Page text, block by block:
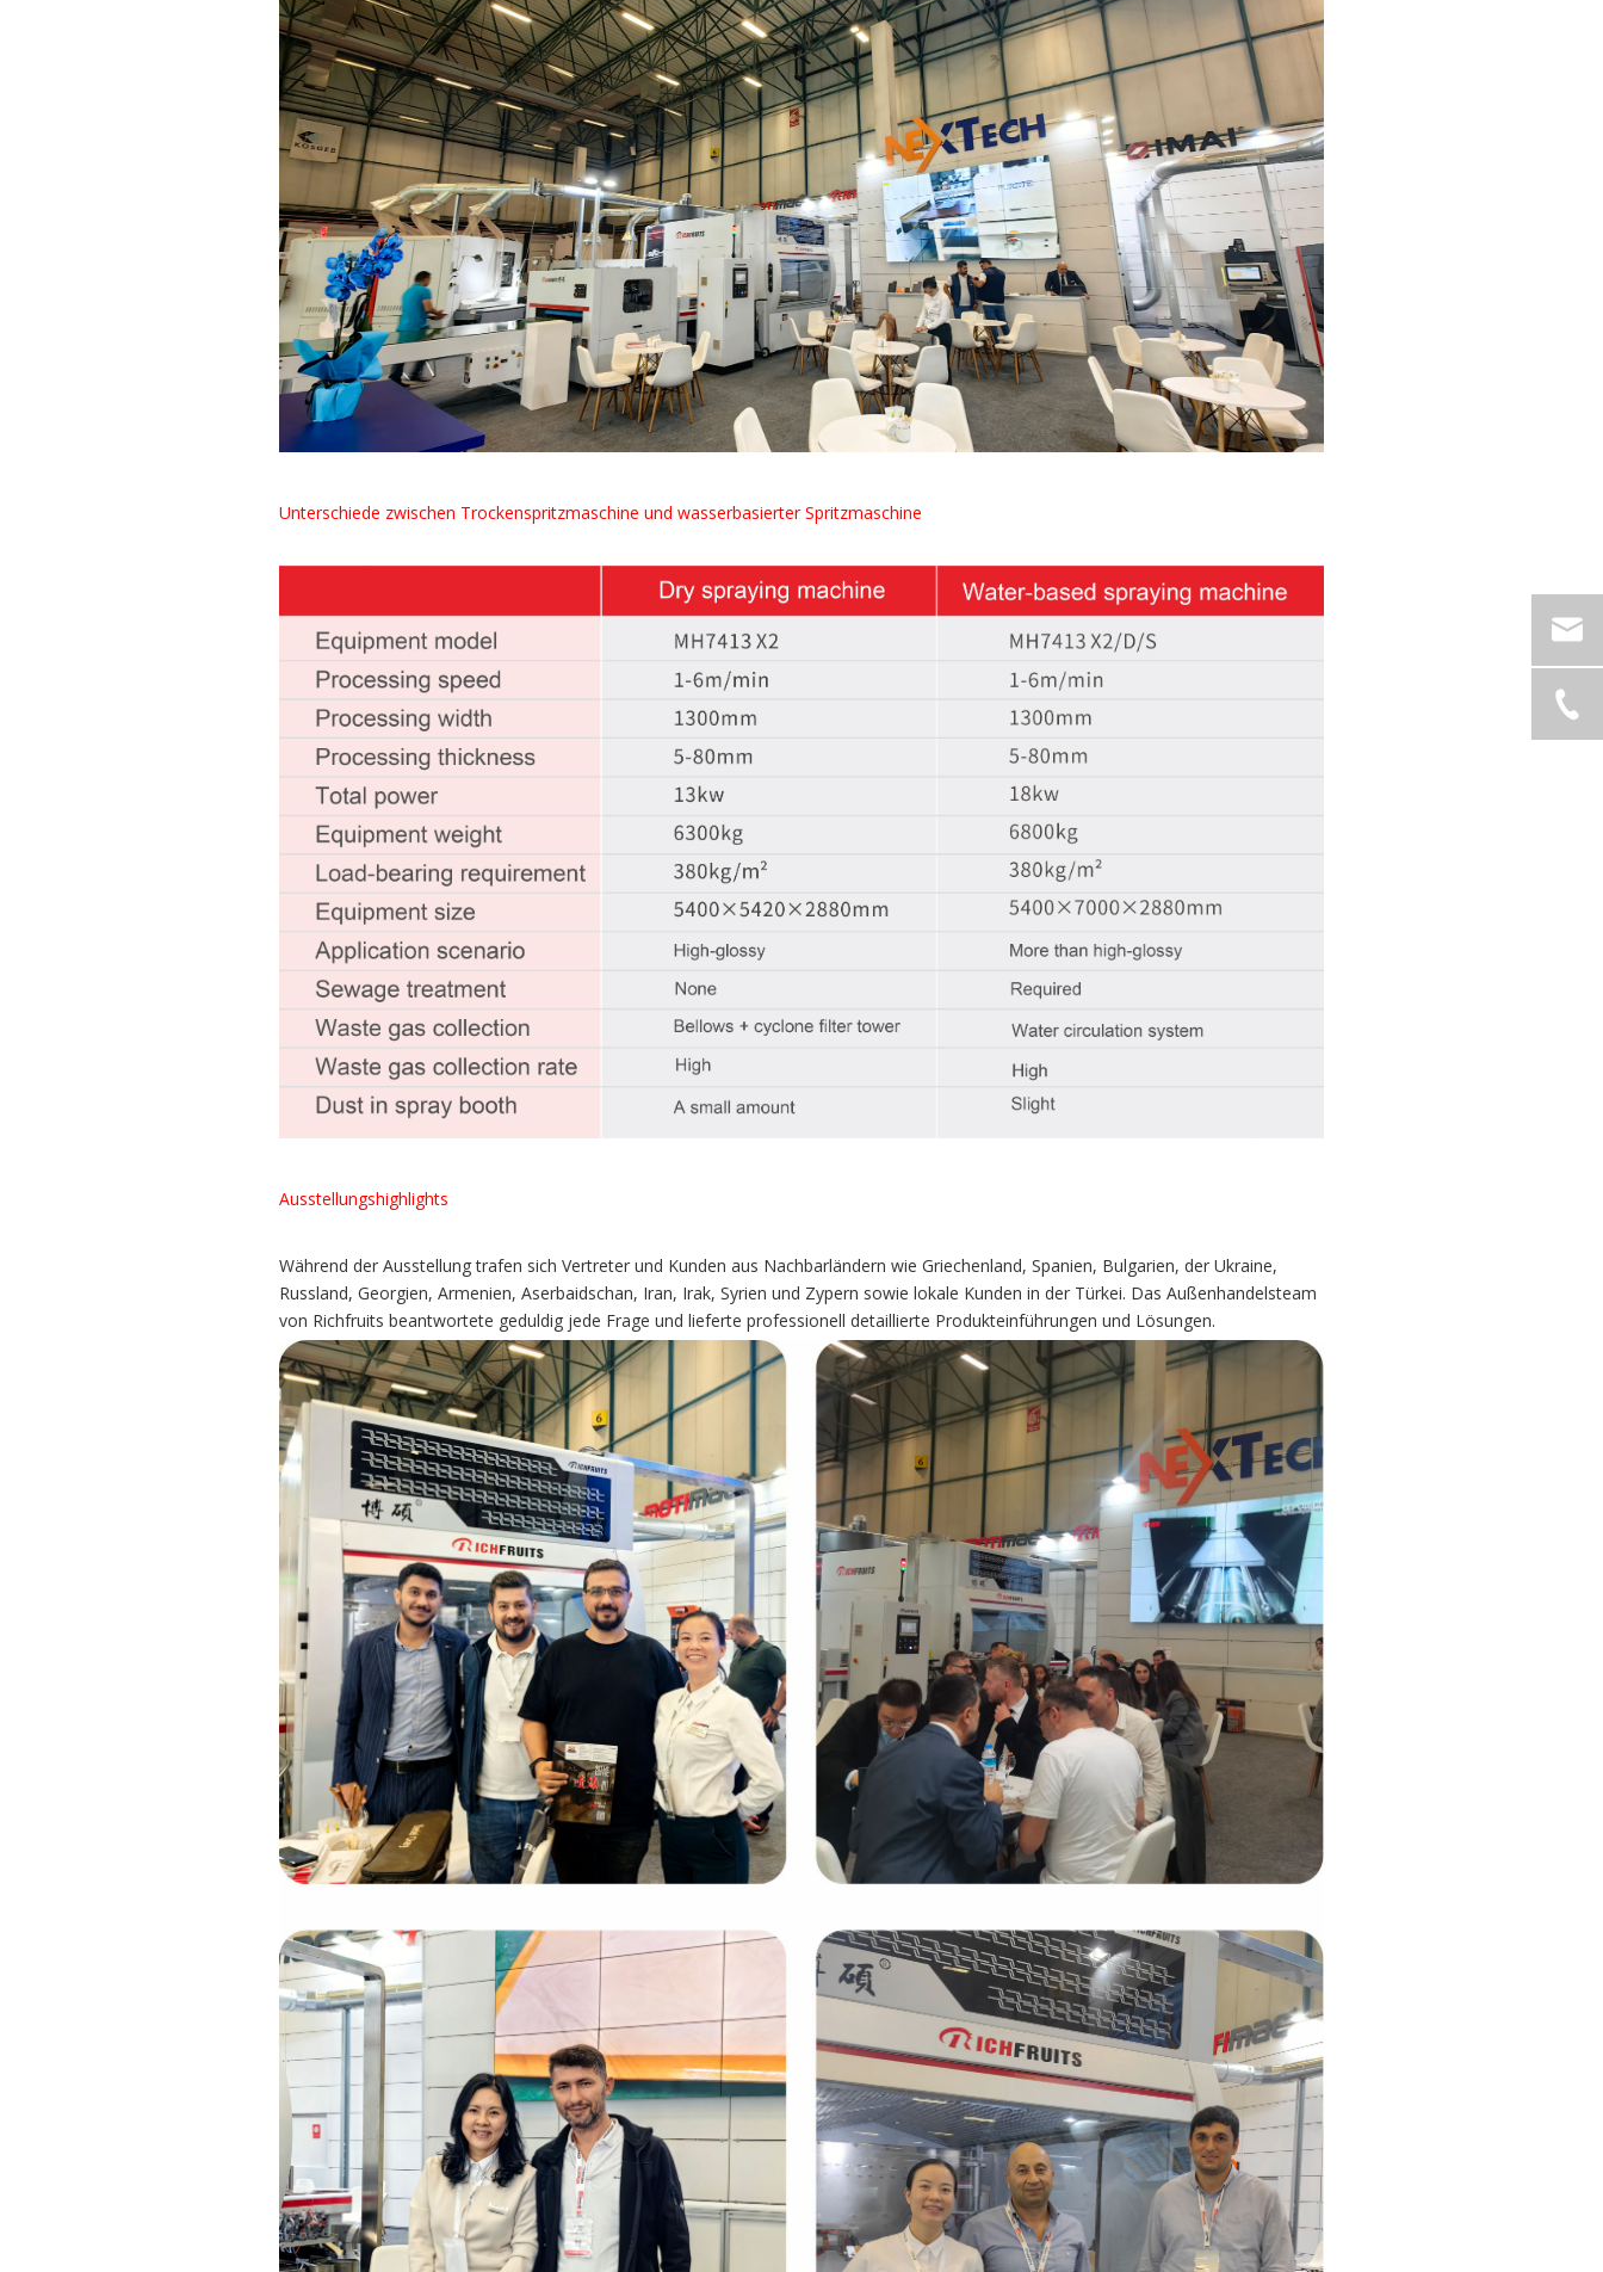
Unterschiede zwischen Trockenspritzmaschine und wasserbasierter Spritzmaschine
Ausstellungshighlights
Während der Ausstellung trafen sich Vertreter und Kunden aus Nachbarländern wie Griechenland, Spanien, Bulgarien, der Ukraine,
Russland, Georgien, Armenien, Aserbaidschan, Iran, Irak, Syrien und Zypern sowie lokale Kunden in der Türkei. Das Außenhandelsteam
von Richfruits beantwortete geduldig jede Frage und lieferte professionell detaillierte Produkteinführungen und Lösungen.